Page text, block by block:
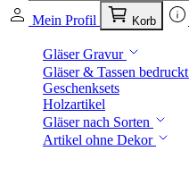
Mein Profil Korb
Gläser Gravur
Gläser & Tassen bedruckt
Geschenksets
Holzartikel
Gläser nach Sorten
Artikel ohne Dekor